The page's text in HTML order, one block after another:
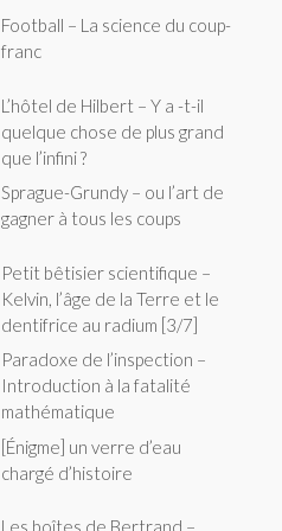
Football – La science du coup-
franc
L’hôtel de Hilbert – Y a -t-il
quelque chose de plus grand
que l’infini ?
Sprague-Grundy – ou l’art de
gagner à tous les coups
Petit bêtisier scientifique –
Kelvin, l’âge de la Terre et le
dentifrice au radium [3/7]
Paradoxe de l’inspection –
Introduction à la fatalité
mathématique
[Énigme] un verre d’eau
chargé d’histoire
Les boîtes de Bertrand –